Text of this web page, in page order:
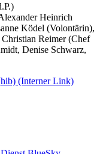
Heinrich
Ködel (Volontärin),
Reimer (Chef
Denise Schwarz,
(Interner Link)